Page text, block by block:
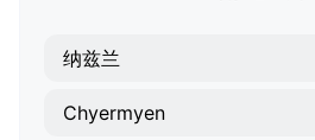
纳兹兰
Chyermyen